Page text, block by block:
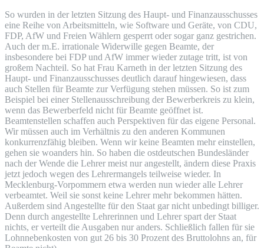
So wurden in der letzten Sitzung des Haupt- und Finanzausschusses
eine Reihe von Arbeitsmitteln, wie Software und Geräte, von CDU,
FDP, AfW und Freien Wählern gesperrt oder sogar ganz gestrichen.
Auch der m.E. irrationale Widerwille gegen Beamte, der
insbesondere bei FDP und AfW immer wieder zutage tritt, ist von
großem Nachteil. So hat Frau Karneth in der letzten Sitzung des
Haupt- und Finanzausschusses deutlich darauf hingewiesen, dass
auch Stellen für Beamte zur Verfügung stehen müssen. So ist zum
Beispiel bei einer Stellenausschreibung der Bewerberkreis zu klein,
wenn das Bewerberfeld nicht für Beamte geöffnet ist.
Beamtenstellen schaffen auch Perspektiven für das eigene Personal.
Wir müssen auch im Verhältnis zu den anderen Kommunen
konkurrenzfähig bleiben. Wenn wir keine Beamten mehr einstellen,
gehen sie woanders hin. So haben die ostdeutschen Bundesländer
nach der Wende die Lehrer meist nur angestellt, ändern diese Praxis
jetzt jedoch wegen des Lehrermangels teilweise wieder. In
Mecklenburg-Vorpommern etwa werden nun wieder alle Lehrer
verbeamtet. Weil sie sonst keine Lehrer mehr bekommen hätten.
Außerdem sind Angestellte für den Staat gar nicht unbedingt billiger.
Denn durch angestellte Lehrerinnen und Lehrer spart der Staat
nichts, er verteilt die Ausgaben nur anders. Schließlich fallen für sie
Lohnnebenkosten von gut 26 bis 30 Prozent des Bruttolohns an, für